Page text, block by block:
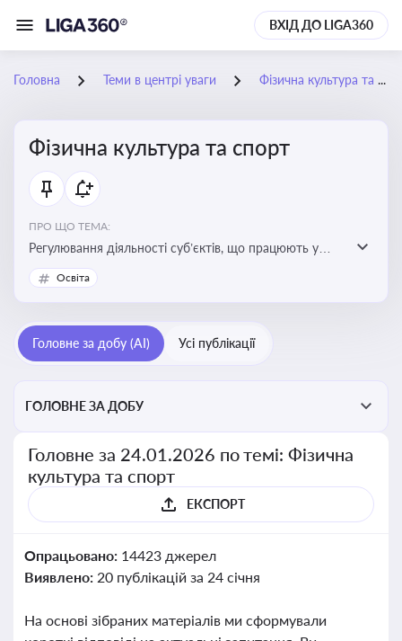
ВХІД ДО LIGA360
Головна Теми в центрі уваги Фізична культура та спорт
Фізична культура та спорт
ПРО ЩО ТЕМА:
Регулювання діяльності суб’єктів, що працюють у
сфері фізичної культури та спорту, включаючи
оздоровлення населення, професійний і аматорський
потенціалу, соціального захисту та ефективної
реалізації державної політики у цій галузі
Освіта
Головне за добу (AI) Усі публікації
ГОЛОВНЕ ЗА ДОБУ
Головне за 24.01.2026 по темі: Фізична
культура та спорт
ЕКСПОРТ
Опрацьовано: 14423 джерел
Виявлено: 20 публікацій за 24 січня
На основі зібраних матеріалів ми сформували